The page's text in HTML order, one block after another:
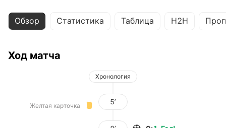
Обзор Статистика Таблица H2H
Ход матча
Хронология
Желтая карточка 5’